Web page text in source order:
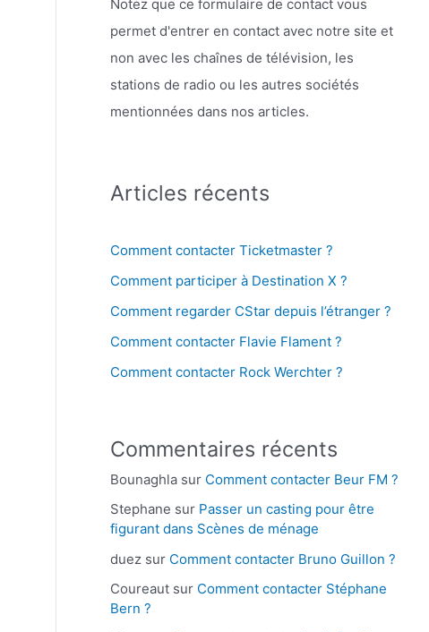
Notez que ce formulaire de contact vous
permet d'entrer en contact avec notre site et
non avec les chaînes de télévision, les
stations de radio ou les autres sociétés
mentionnées dans nos articles.
Articles récents
Comment contacter Ticketmaster ?
Comment participer à Destination X ?
Comment regarder CStar depuis l’étranger ?
Comment contacter Flavie Flament ?
Comment contacter Rock Werchter ?
Commentaires récents
Bounaghla sur Comment contacter Beur FM ?
Stephane sur Passer un casting pour être
figurant dans Scènes de ménage
duez sur Comment contacter Bruno Guillon ?
Coureaut sur Comment contacter Stéphane
Bern ?